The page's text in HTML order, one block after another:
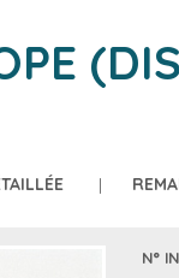
N°